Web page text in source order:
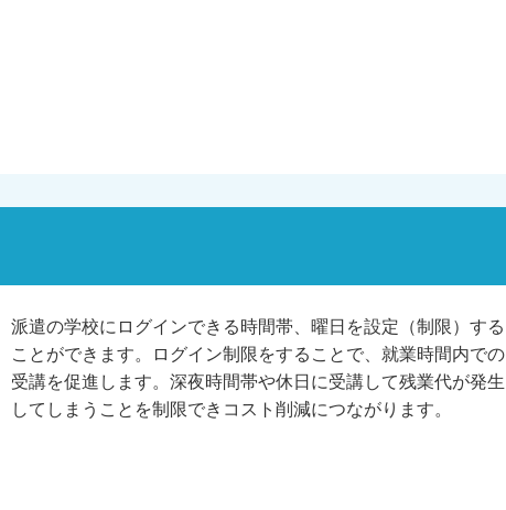
派遣の学校にログインできる時間帯、曜日を設定（制限）する
ことができます。ログイン制限をすることで、就業時間内での
受講を促進します。深夜時間帯や休日に受講して残業代が発生
してしまうことを制限できコスト削減につながります。